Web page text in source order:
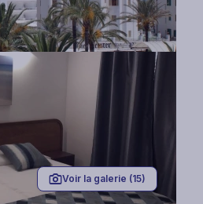
Voir la galerie (15)